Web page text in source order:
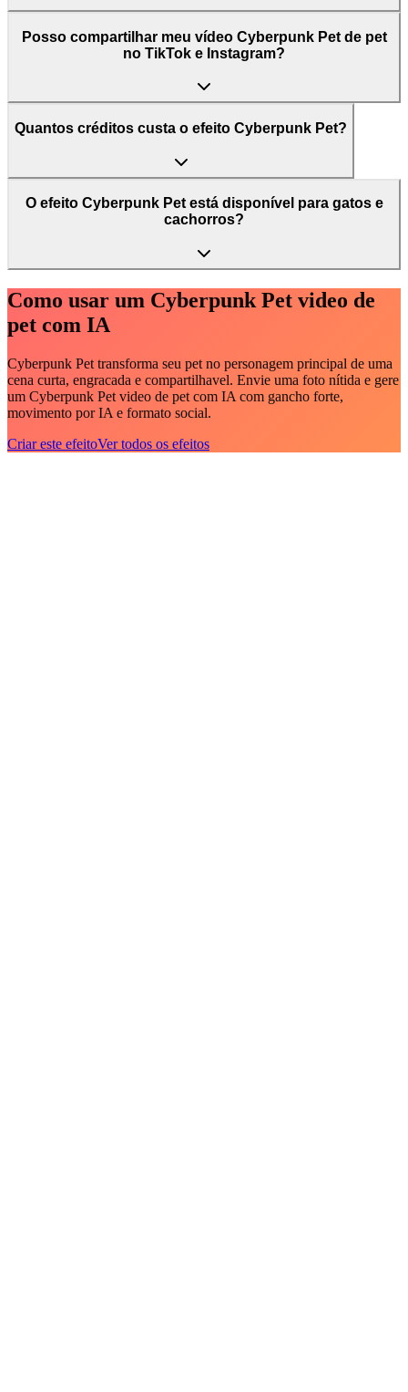
Posso compartilhar meu vídeo Cyberpunk Pet de pet
no TikTok e Instagram?
Quantos créditos custa o efeito Cyberpunk Pet?
O efeito Cyberpunk Pet está disponível para gatos e
cachorros?
Como usar um Cyberpunk Pet video de
pet com IA
Cyberpunk Pet transforma seu pet no personagem principal de uma
cena curta, engracada e compartilhavel. Envie uma foto nítida e gere
um Cyberpunk Pet video de pet com IA com gancho forte,
movimento por IA e formato social.
Criar este efeitoVer todos os efeitos